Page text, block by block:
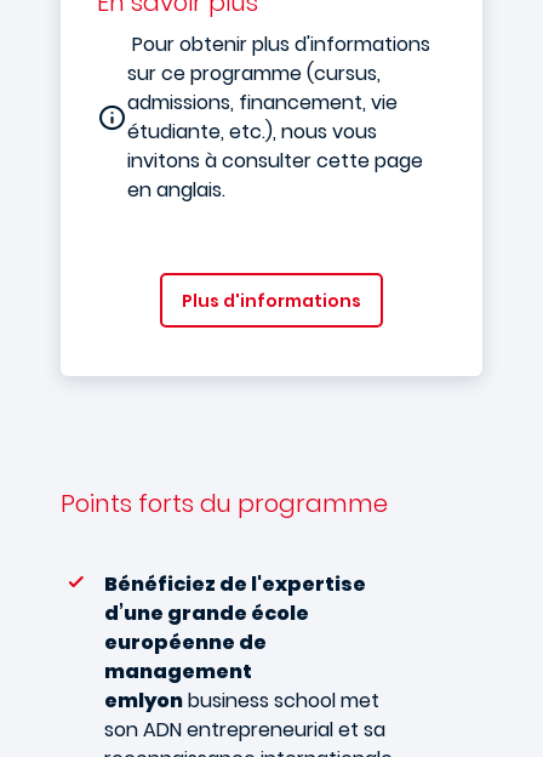
Pour obtenir plus d'informations
sur ce programme (cursus,
admissions, financement, vie
étudiante, etc.), nous vous
invitons à consulter cette page
en anglais.
Plus d'informations
Points forts du programme
Bénéficiez de l'expertise
d’une grande école
européenne de
management
emlyonbusiness school met
son ADN entrepreneurial et sa